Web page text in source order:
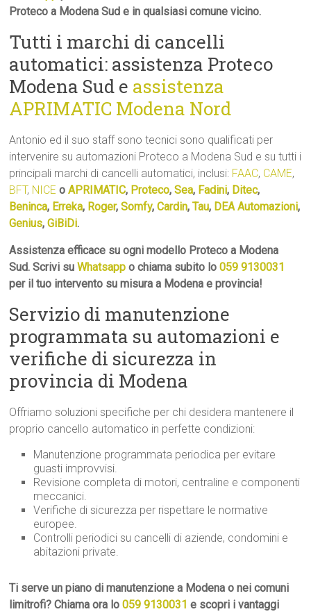
Proteco a Modena Sud e in qualsiasi comune vicino.
Tutti i marchi di cancelli
automatici: assistenza Proteco
Modena Sud e assistenza
APRIMATIC Modena Nord
Antonio ed il suo staff sono tecnici sono qualificati per
intervenire su automazioni Proteco a Modena Sud e su tutti i
principali marchi di cancelli automatici, inclusi: FAAC, CAME,
BFT, NICE oAPRIMATIC, Proteco,Sea, Fadini, Ditec,
Beninca, Erreka, Roger,Somfy,Cardin,Tau, DEA Automazioni,
Genius,GiBiDi.
Assistenza efficace su ogni modello Proteco a Modena
Sud. Scrivi suWhatsapp o chiama subito lo059 9130031
per il tuo intervento su misura a Modena e provincia!
Servizio di manutenzione
programmata su automazioni e
verifiche di sicurezza in
provincia di Modena
Offriamo soluzioni specifiche per chi desidera mantenere il
proprio cancello automatico in perfette condizioni:
Manutenzione programmata periodica per evitare
guasti improvvisi.
Revisione completa di motori, centraline e componenti
meccanici.
Verifiche di sicurezza per rispettare le normative
europee.
Controlli periodici su cancelli di aziende, condomini e
abitazioni private.
Ti serve un piano di manutenzione a Modena o nei comuni
limitrofi? Chiama ora lo059 9130031 e scopri i vantaggi